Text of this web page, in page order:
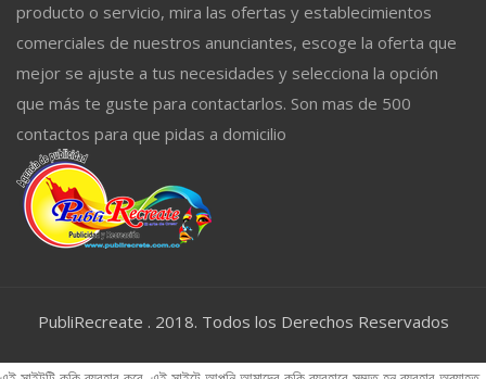
producto o servicio, mira las ofertas y establecimientos
comerciales de nuestros anunciantes, escoge la oferta que
mejor se ajuste a tus necesidades y selecciona la opción
que más te guste para contactarlos. Son mas de 500
contactos para que pidas a domicilio
PubliRecreate . 2018. Todos los Derechos Reservados